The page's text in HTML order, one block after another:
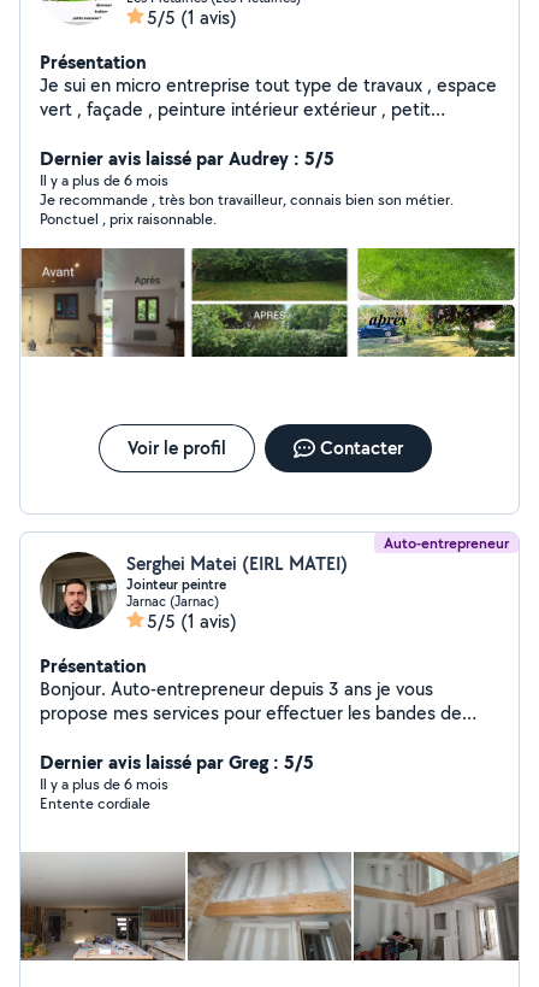
5/5 (1 avis)
Présentation
Je sui en micro entreprise tout type de travaux , espace
vert , façade , peinture intérieur extérieur , petit
Dernier avis laissé par Audrey : 5/5
Il y a plus de 6 mois
Je recommande , très bon travailleur, connais bien son métier.
Ponctuel , prix raisonnable.
Voir le profil Contacter
Auto-entrepreneur
Serghei Matei (EIRL MATEI)
Jointeur peintre
Jarnac (Jarnac)
5/5 (1 avis)
Présentation
Bonjour. Auto-entrepreneur depuis 3 ans je vous
propose mes services pour effectuer les bandes de
Dernier avis laissé par Greg : 5/5
Il y a plus de 6 mois
Entente cordiale